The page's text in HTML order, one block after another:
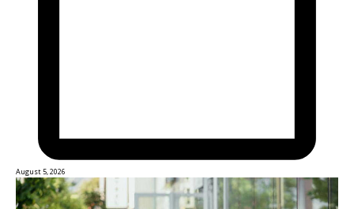
August 5, 2026